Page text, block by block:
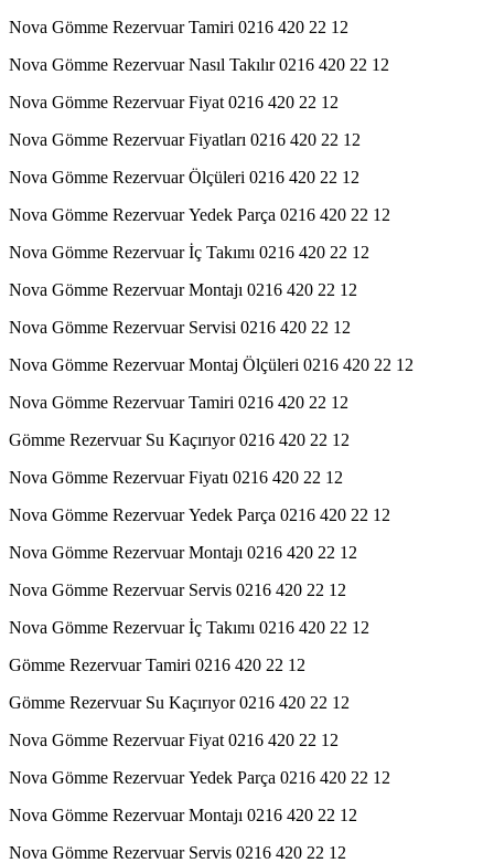
Nova Gömme Rezervuar Tamiri 0216 420 22 12
Nova Gömme Rezervuar Nasıl Takılır 0216 420 22 12
Nova Gömme Rezervuar Fiyat 0216 420 22 12
Nova Gömme Rezervuar Fiyatları 0216 420 22 12
Nova Gömme Rezervuar Ölçüleri 0216 420 22 12
Nova Gömme Rezervuar Yedek Parça 0216 420 22 12
Nova Gömme Rezervuar İç Takımı 0216 420 22 12
Nova Gömme Rezervuar Montajı 0216 420 22 12
Nova Gömme Rezervuar Servisi 0216 420 22 12
Nova Gömme Rezervuar Montaj Ölçüleri 0216 420 22 12
Nova Gömme Rezervuar Tamiri 0216 420 22 12
Gömme Rezervuar Su Kaçırıyor 0216 420 22 12
Nova Gömme Rezervuar Fiyatı 0216 420 22 12
Nova Gömme Rezervuar Yedek Parça 0216 420 22 12
Nova Gömme Rezervuar Montajı 0216 420 22 12
Nova Gömme Rezervuar Servis 0216 420 22 12
Nova Gömme Rezervuar İç Takımı 0216 420 22 12
Gömme Rezervuar Tamiri 0216 420 22 12
Gömme Rezervuar Su Kaçırıyor 0216 420 22 12
Nova Gömme Rezervuar Fiyat 0216 420 22 12
Nova Gömme Rezervuar Yedek Parça 0216 420 22 12
Nova Gömme Rezervuar Montajı 0216 420 22 12
Nova Gömme Rezervuar Servis 0216 420 22 12